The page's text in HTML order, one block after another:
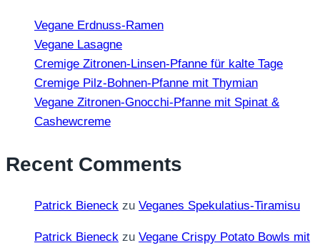
Vegane Erdnuss-Ramen
Vegane Lasagne
Cremige Zitronen-Linsen-Pfanne für kalte Tage
Cremige Pilz-Bohnen-Pfanne mit Thymian
Vegane Zitronen-Gnocchi-Pfanne mit Spinat &
Cashewcreme
Recent Comments
Patrick Bieneck zu Veganes Spekulatius-Tiramisu
Patrick Bieneck zu Vegane Crispy Potato Bowls mit